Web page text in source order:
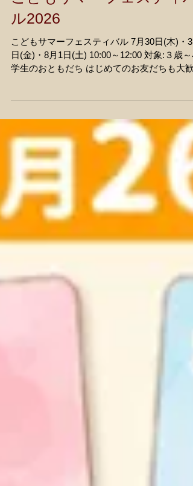
こどもサマーフェスティバ
日(金)・8月1日(土) 10:00～12:00 対象:３歳～
学生のおともだち はじめてのお友だちも大歓
迎！ プログラム：英語、聖書のおはなし、歌
おやつタイム、ゲーム 7/30(木) 工作：キラキ
ぷっくりシール 7/31(金) 工作：アイスバー パ
ル 8/1(土) フェスティバル（ストラックアウ
ト、ヨーヨー釣り、スーパーボールすくいな
色々） お友だちも誘ってみんなで来てね～‼